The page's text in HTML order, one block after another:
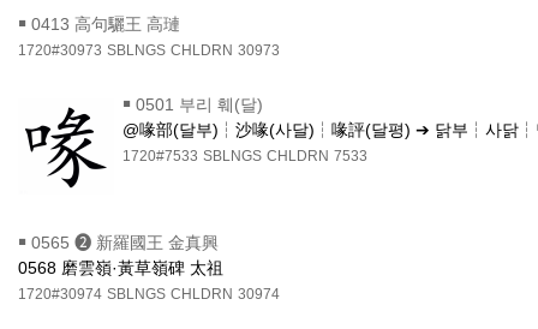
￭ 0413 高句驪王 高璉
1720#30973 SBLNGS CHLDRN 30973
￭ 0501 부리 훼(달)
@喙部(달부)┆沙喙(사달)┆喙評(달평) ➔ 닭부┆사닭┆
1720#7533 SBLNGS CHLDRN 7533
￭ 0565 ❷ 新羅國王 金真興
0568 磨雲嶺·黃草嶺碑 太祖
1720#30974 SBLNGS CHLDRN 30974